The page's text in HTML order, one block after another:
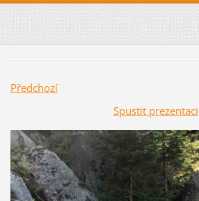
Předchozí
Spustit prezentaci